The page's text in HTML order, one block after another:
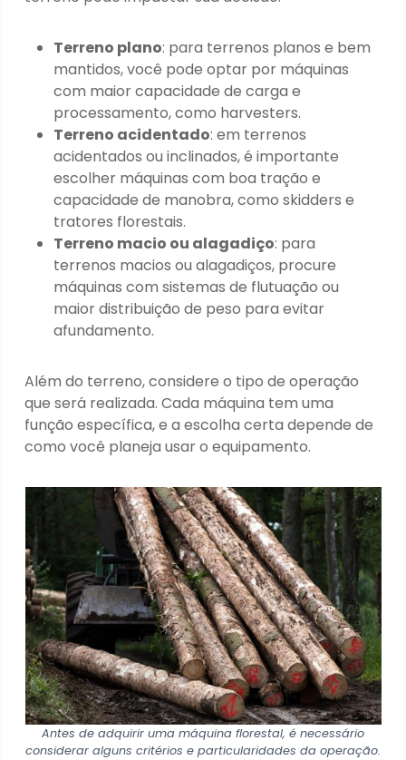
Terreno plano: para terrenos planos e bem
mantidos, você pode optar por máquinas
com maior capacidade de carga e
processamento, como harvesters.
Terreno acidentado: em terrenos
acidentados ou inclinados, é importante
escolher máquinas com boa tração e
capacidade de manobra, como skidders e
tratores florestais.
Terreno macio ou alagadiço: para
terrenos macios ou alagadiços, procure
máquinas com sistemas de flutuação ou
maior distribuição de peso para evitar
afundamento.
Além do terreno, considere o tipo de operação
que será realizada. Cada máquina tem uma
função específica, e a escolha certa depende de
como você planeja usar o equipamento.
Antes de adquirir uma máquina florestal, é necessário
considerar alguns critérios e particularidades da operação.